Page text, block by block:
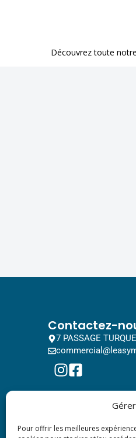
Pour offrir les meilleures
Découvrez toute
Contactez-
7 PASSAGE